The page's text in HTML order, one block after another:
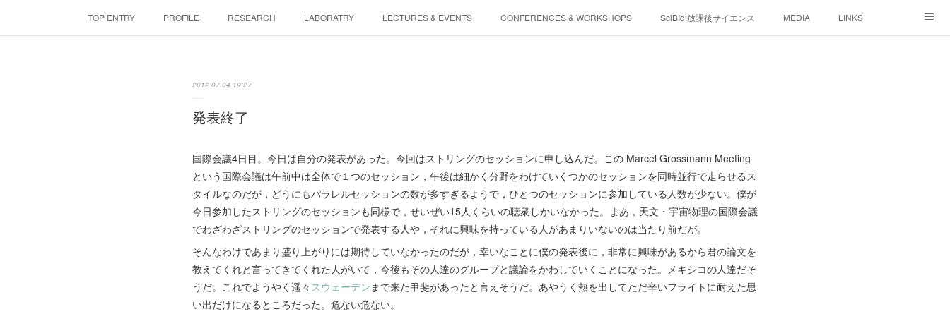
TOP ENTRY PROFILE RESEARCH LABORATRY LECTURES & EVENTS CONFERENCES & WORKSHOPS SciBId:放課後サイエンス MEDIA LINKS
2012.07.04 19:27
発表終了
国際会議4日目。今日は自分の発表があった。今回はストリングのセッションに申し込んだ。この Marcel Grossmann Meeting
という国際会議は午前中は全体で１つのセッション，午後は細かく分野をわけていくつかのセッションを同時並行で走らせるス
タイルなのだが，どうにもパラレルセッションの数が多すぎるようで，ひとつのセッションに参加している人数が少ない。僕が
今日参加したストリングのセッションも同様で，せいぜい15人くらいの聴衆しかいなかった。まあ，天文・宇宙物理の国際会議
でわざわざストリングのセッションで発表する人や，それに興味を持っている人があまりいないのは当たり前だが。
そんなわけであまり盛り上がりには期待していなかったのだが，幸いなことに僕の発表後に，非常に興味があるから君の論文を
教えてくれと言ってきてくれた人がいて，今後もその人達のグループと議論をかわしていくことになった。メキシコの人達だそ
うだ。これでようやく遥々 スウェーデンまで来た甲斐があったと言えそうだ。あやうく熱を出してただ辛いフライトに耐えた思
い出だけになるところだった。危ない危ない。